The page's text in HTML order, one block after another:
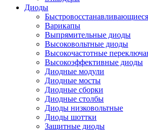
Диоды
Быстровосстанавливающиеся
Варикапы
Выпрямительные диоды
Высоковольтные диоды
Высокочастотные
Высокоэффективные диоды
Диодные модули
Диодные мосты
Диодные сборки
Диодные столбы
Диоды низковольтные
Диоды шоттки
Защитные диоды